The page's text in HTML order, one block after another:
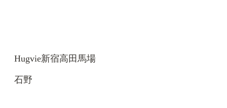
Hugvie新宿高田馬場
石野